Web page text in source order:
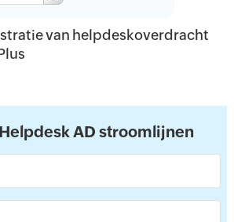
van helpdeskoverdracht
AD stroomlijnen